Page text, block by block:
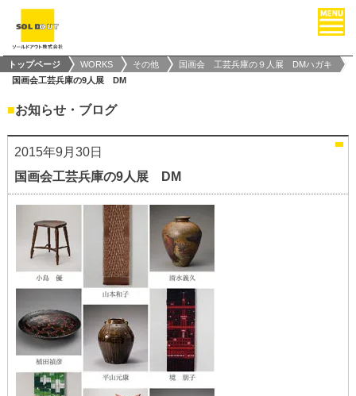
トップページ WORKS その他
国画会 工芸兵庫の９人展 DMハガキ
国画会工芸兵庫の9人展 DM
■お知らせ・ブログ
2015年9月30日
国画会工芸兵庫の9人展 DM